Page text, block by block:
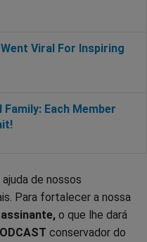
de nossos
Para fortalecer a nossa
assinante, o que lhe dará
conservador do